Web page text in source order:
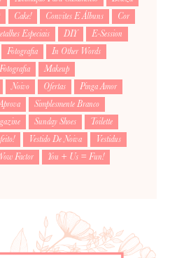
Cake! Convites E Álbuns
Cor
Especiais DIY
E-Session
Fotografia
In Other Words
Makeup
Noivo Ofertas
Pinga Amor
Simplesmente Branco
Sunday Shoes
Toilette
Vestido De Noiva
Vestidus
Factor
You + Us = Fun!